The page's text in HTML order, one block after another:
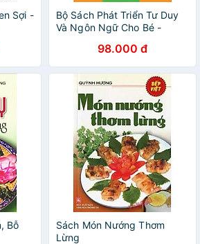
Sợi -
Bộ Sách Phát Triển Tư Duy
Và Ngôn Ngữ Cho Bé -
Truyện Ngụ Ngôn Thế giới
đặc sắc tập 1- ( VT )
98.000 đ
Bỗ
Sách Món Nướng Thơm
Lừng